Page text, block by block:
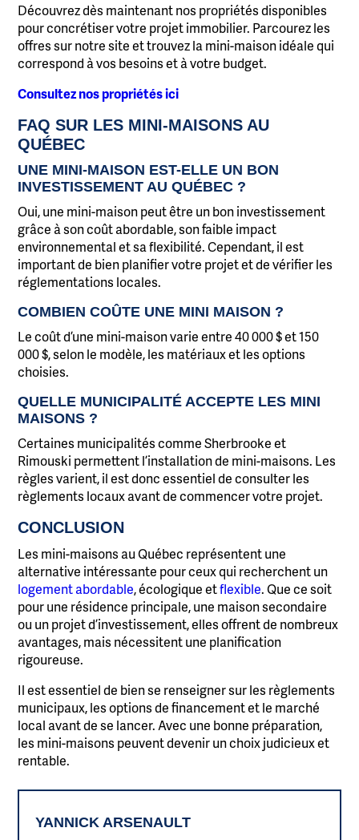
Découvrez dès maintenant nos propriétés disponibles
pour concrétiser votre projet immobilier. Parcourez les
offres sur notre site et trouvez la mini-maison idéale qui
correspond à vos besoins et à votre budget.
Consultez nos propriétés ici
FAQ SUR LES MINI-MAISONS AU
QUÉBEC
UNE MINI-MAISON EST-ELLE UN BON
INVESTISSEMENT AU QUÉBEC ?
Oui, une mini-maison peut être un bon investissement
grâce à son coût abordable, son faible impact
environnemental et sa flexibilité. Cependant, il est
important de bien planifier votre projet et de vérifier les
réglementations locales.
COMBIEN COÛTE UNE MINI MAISON ?
Le coût d’une mini-maison varie entre 40 000 $ et 150
000 $, selon le modèle, les matériaux et les options
choisies.
QUELLE MUNICIPALITÉ ACCEPTE LES MINI
MAISONS ?
Certaines municipalités comme Sherbrooke et
Rimouski permettent l’installation de mini-maisons. Les
règles varient, il est donc essentiel de consulter les
règlements locaux avant de commencer votre projet.
CONCLUSION
Les mini-maisons au Québec représentent une
alternative intéressante pour ceux qui recherchent un
logement abordable, écologique etflexible. Que ce soit
pour une résidence principale, une maison secondaire
ou un projet d’investissement, elles offrent de nombreux
avantages, mais nécessitent une planification
rigoureuse.
Il est essentiel de bien se renseigner sur les règlements
municipaux, les options de financement et le marché
local avant de se lancer. Avec une bonne préparation,
les mini-maisons peuvent devenir un choix judicieux et
rentable.
YANNICK ARSENAULT